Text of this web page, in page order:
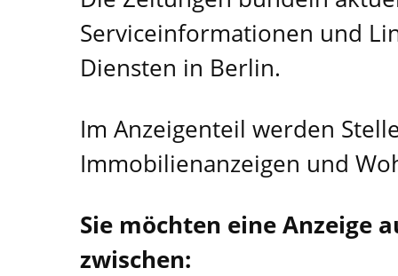
Serviceinformationen und
Diensten in Berlin.
Im Anzeigenteil werden
Immobilienanzeigen und
Sie möchten eine Anzeige
zwischen: